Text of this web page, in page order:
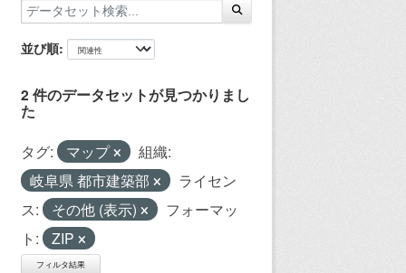
並び順
2 件のデータセットが見つかりまし
た
タグ: マップ
組織:
岐阜県 都市建築部
ライセン
ス:
その他 (表示)
フォーマッ
ト:
ZIP
フィルタ結果